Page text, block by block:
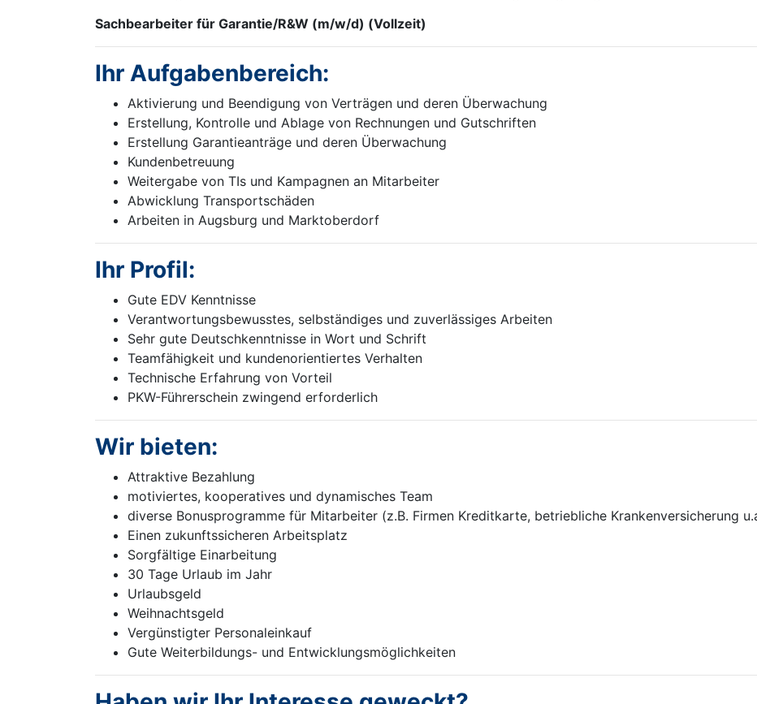
Sachbearbeiter für Garantie/R&W (m/w/d) (Vollzeit)
Ihr Aufgabenbereich:
Aktivierung und Beendigung von Verträgen und deren Überwachung
Erstellung, Kontrolle und Ablage von Rechnungen und Gutschriften
Erstellung Garantieanträge und deren Überwachung
Kundenbetreuung
Weitergabe von TIs und Kampagnen an Mitarbeiter
Abwicklung Transportschäden
Arbeiten in Augsburg und Marktoberdorf
Ihr Profil:
Gute EDV Kenntnisse
Verantwortungsbewusstes, selbständiges und zuverlässiges Arbeiten
Sehr gute Deutschkenntnisse in Wort und Schrift
Teamfähigkeit und kundenorientiertes Verhalten
Technische Erfahrung von Vorteil
PKW-Führerschein zwingend erforderlich
Wir bieten:
Attraktive Bezahlung
motiviertes, kooperatives und dynamisches Team
diverse Bonusprogramme für Mitarbeiter (z.B. Firmen Kreditkarte, betriebliche Krankenversicherung
Einen zukunftssicheren Arbeitsplatz
Sorgfältige Einarbeitung
30 Tage Urlaub im Jahr
Urlaubsgeld
Weihnachtsgeld
Vergünstigter Personaleinkauf
Gute Weiterbildungs- und Entwicklungsmöglichkeiten